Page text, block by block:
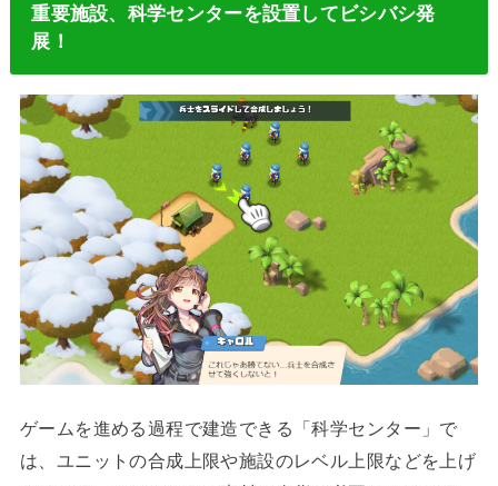
重要施設、科学センターを設置してビシバシ発
展！
ゲームを進める過程で建造できる「科学センター」で
は、ユニットの合成上限や施設のレベル上限などを上げ